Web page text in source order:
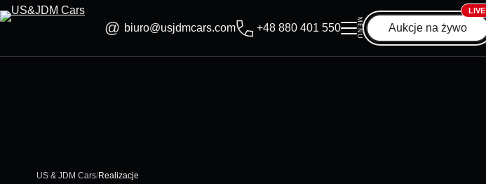
Skip
to
biuro@usjdmcars.com +48 880 401 550 MENU Aukcje na żywo
LIVE
US & JDM Cars Realizacje